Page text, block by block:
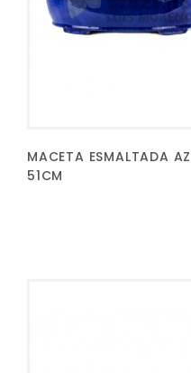
MACETA ESMALTADA
51CM